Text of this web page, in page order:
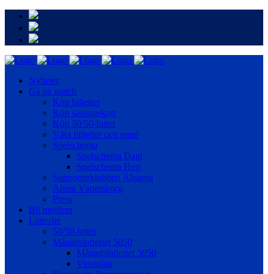
Nyheter
Gå på match
Köp biljetter
Köp säsongskort
Köp 50/50-lotter
Våra biljetter och entré
Spelschema
Spelschema Dam
Spelschema Herr
Supporterklubben Älgarna
Arena Vänersborg
Press
Bli medlem
Lotterier
50/50-lotter
Månadslotteriet 5050
Månadslotteriet 5050
Vinstplan